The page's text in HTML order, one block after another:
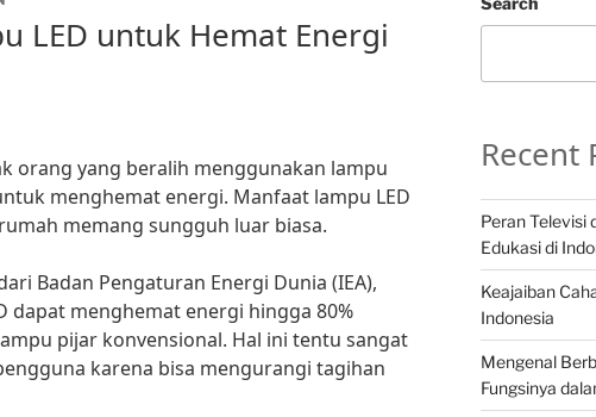
LED untuk Hemat Energi
orang yang beralih menggunakan lampu
menghemat energi. Manfaat lampu LED
memang sungguh luar biasa.
Badan Pengaturan Energi Dunia (IEA),
dapat menghemat energi hingga 80%
pijar konvensional. Hal ini tentu sangat
karena bisa mengurangi tagihan
Recent
Peran Televisi
Edukasi di
Keajaiban
Indonesia
Mengenal
Fungsinya